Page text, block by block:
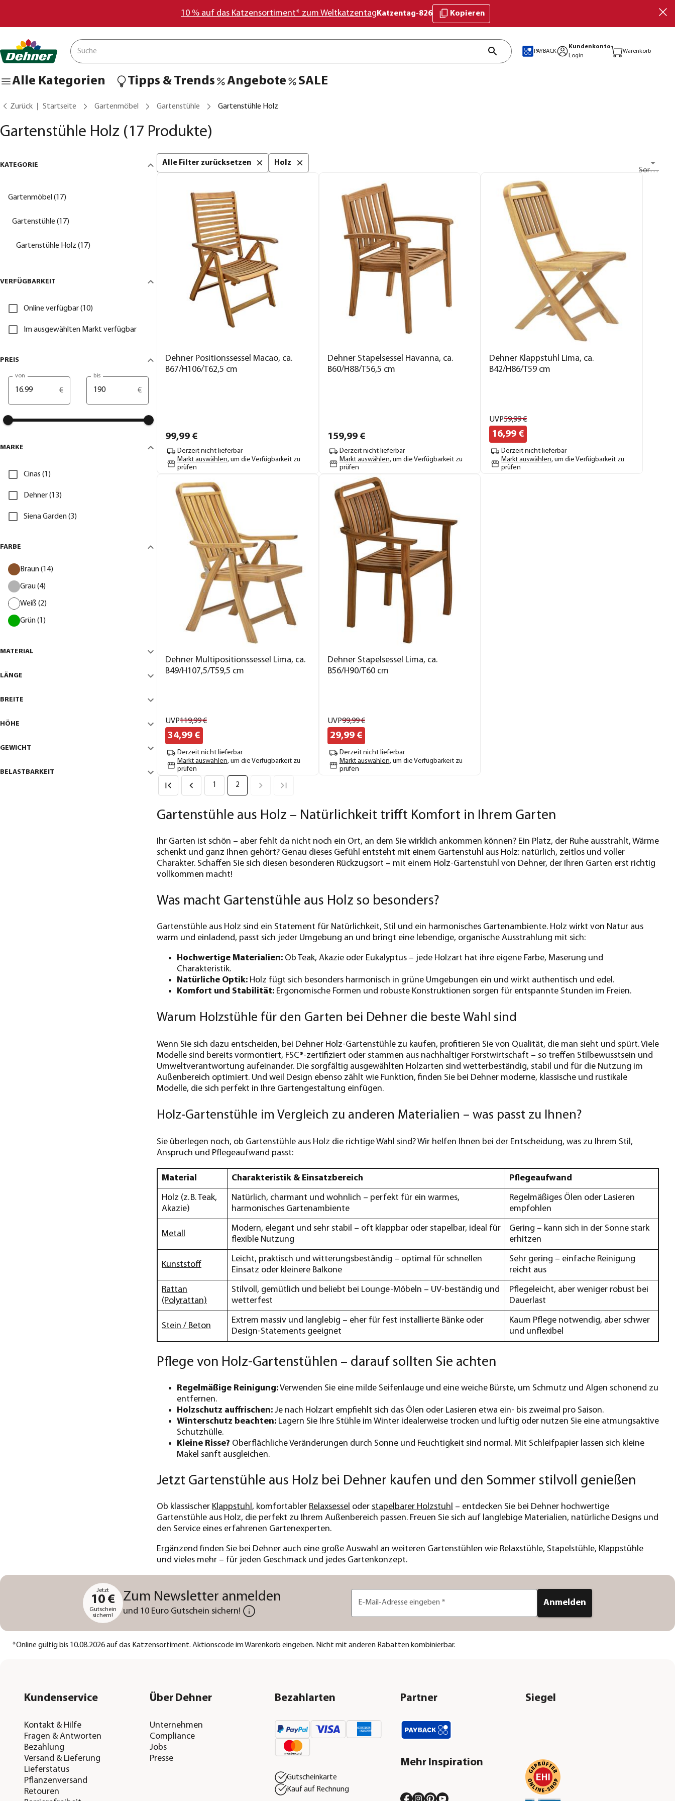
10 % auf das Katzensortiment* zum Weltkatzentag Katzentag-826 Kopieren
PAYBACK
Kundenkonto
Login
Warenkorb
Alle Kategorien Tipps & Trends Angebote SALE
Zurück Startseite Gartenmöbel Gartenstühle Gartenstühle Holz
Gartenstühle Holz (17 Produkte)
KATEGORIE
Gartenmöbel (17)
Gartenstühle (17)
Gartenstühle Holz (17)
VERFÜGBARKEIT
Online verfügbar (10)
Im ausgewählten Markt verfügbar
PREIS
von
€
bis
€
MARKE
Cinas (1)
Dehner (13)
Siena Garden (3)
FARBE
Braun (14)
Grau (4)
Weiß (2)
Grün (1)
MATERIAL
LÄNGE
BREITE
HÖHE
GEWICHT
BELASTBARKEIT
Alle Filter zurücksetzen
Holz
Sortieren nach
Dehner Positionssessel Macao, ca.
B67/H106/T62,5 cm
99,99 €
Derzeit nicht lieferbar
Markt auswählen, um die Verfügbarkeit zu
prüfen
Dehner Stapelsessel Havanna, ca.
B60/H88/T56,5 cm
159,99€
Derzeit nicht lieferbar
Markt auswählen, um die Verfügbarkeit zu
prüfen
Dehner Klappstuhl Lima, ca.
B42/H86/T59 cm
UVP59,99€
16,99 €
Derzeit nicht lieferbar
Markt auswählen, um die Verfügbarkeit zu
prüfen
Dehner Multipositionssessel Lima, ca.
B49/H107,5/T59,5 cm
UVP119,99€
34,99 €
Derzeit nicht lieferbar
Markt auswählen, um die Verfügbarkeit zu
prüfen
Dehner Stapelsessel Lima, ca.
B56/H90/T60 cm
UVP99,99€
29,99€
Derzeit nicht lieferbar
Markt auswählen, um die Verfügbarkeit zu
prüfen
1 2
Gartenstühle aus Holz – Natürlichkeit trifft Komfort in Ihrem Garten
Ihr Garten ist schön – aber fehlt da nicht noch ein Ort, an dem Sie wirklich ankommen können? Ein Platz, der Ruhe ausstrahlt, Wärme
schenkt und ganz Ihnen gehört? Genau dieses Gefühl entsteht mit einem Gartenstuhl aus Holz: natürlich, zeitlos und voller
Charakter. Schaffen Sie sich diesen besonderen Rückzugsort – mit einem Holz-Gartenstuhl von Dehner, der Ihren Garten erst richtig
vollkommen macht!
Was macht Gartenstühle aus Holz so besonders?
Gartenstühle aus Holz sind ein Statement für Natürlichkeit, Stil und ein harmonisches Gartenambiente. Holz wirkt von Natur aus
warm und einladend, passt sich jeder Umgebung an und bringt eine lebendige, organische Ausstrahlung mit sich:
Hochwertige Materialien: Ob Teak, Akazie oder Eukalyptus – jede Holzart hat ihre eigene Farbe, Maserung und
Charakteristik.
Natürliche Optik: Holz fügt sich besonders harmonisch in grüne Umgebungen ein und wirkt authentisch und edel.
Komfort und Stabilität: Ergonomische Formen und robuste Konstruktionen sorgen für entspannte Stunden im Freien.
Warum Holzstühle für den Garten bei Dehner die beste Wahl sind
Wenn Sie sich dazu entscheiden, bei Dehner Holz-Gartenstühle zu kaufen, profitieren Sie von Qualität, die man sieht und spürt. Viele
Modelle sind bereits vormontiert, FSC®-zertifiziert oder stammen aus nachhaltiger Forstwirtschaft – so treffen Stilbewusstsein und
Umweltverantwortung aufeinander. Die sorgfältig ausgewählten Holzarten sind wetterbeständig, stabil und für die Nutzung im
Außenbereich optimiert. Und weil Design ebenso zählt wie Funktion, finden Sie bei Dehner moderne, klassische und rustikale
Modelle, die sich perfekt in Ihre Gartengestaltung einfügen.
Holz-Gartenstühle im Vergleich zu anderen Materialien – was passt zu Ihnen?
Sie überlegen noch, ob Gartenstühle aus Holz die richtige Wahl sind? Wir helfen Ihnen bei der Entscheidung, was zu Ihrem Stil,
Anspruch und Pflegeaufwand passt:
Material Charakteristik & Einsatzbereich Pflegeaufwand
Holz (z. B. Teak,
Akazie)
Natürlich, charmant und wohnlich – perfekt für ein warmes,
harmonisches Gartenambiente
Regelmäßiges Ölen oder Lasieren
empfohlen
Metall
Modern, elegant und sehr stabil – oft klappbar oder stapelbar, ideal für
flexible Nutzung
Gering – kann sich in der Sonne stark
erhitzen
Kunststoff
Leicht, praktisch und witterungsbeständig – optimal für schnellen
Einsatz oder kleinere Balkone
Sehr gering – einfache Reinigung
reicht aus
Rattan
(Polyrattan)
Stilvoll, gemütlich und beliebt bei Lounge-Möbeln – UV-beständig und
wetterfest
Pflegeleicht, aber weniger robust bei
Dauerlast
Stein / Beton
Extrem massiv und langlebig – eher für fest installierte Bänke oder
Design-Statements geeignet
Kaum Pflege notwendig, aber schwer
und unflexibel
Pflege von Holz-Gartenstühlen – darauf sollten Sie achten
Regelmäßige Reinigung:Verwenden Sie eine milde Seifenlauge und eine weiche Bürste, um Schmutz und Algen schonend zu
entfernen.
Holzschutz auffrischen: Je nach Holzart empfiehlt sich das Ölen oder Lasieren etwa ein- bis zweimal pro Saison.
Winterschutz beachten: Lagern Sie Ihre Stühle im Winter idealerweise trocken und luftig oder nutzen Sie eine atmungsaktive
Schutzhülle.
Kleine Risse? Oberflächliche Veränderungen durch Sonne und Feuchtigkeit sind normal. Mit Schleifpapier lassen sich kleine
Makel sanft ausgleichen.
Jetzt Gartenstühle aus Holz bei Dehner kaufen und den Sommer stilvoll genießen
Ob klassischer Klappstuhl , komfortabler Relaxsessel oder stapelbarer Holzstuhl – entdecken Sie bei Dehner hochwertige
Gartenstühle aus Holz, die perfekt zu Ihrem Außenbereich passen. Freuen Sie sich auf langlebige Materialien, natürliche Designs und
den Service eines erfahrenen Gartenexperten.
Ergänzend finden Sie bei Dehner auch eine große Auswahl an weiteren Gartenstühlen wie Relaxstühle, Stapelstühle, Klappstühle
und vieles mehr – für jeden Geschmack und jedes Gartenkonzept.
Jetzt
10 €
Gutschein
sichern!
Zum Newsletter anmelden
und 10 Euro Gutschein sichern!
E-Mail-Adresse eingeben * Anmelden
*Online gültig bis 10.08.2026 auf das Katzensortiment. Aktionscode im Warenkorb eingeben. Nicht mit anderen Rabatten kombinierbar.
Kundenservice
Kontakt & Hilfe
Fragen & Antworten
Bezahlung
Versand & Lieferung
Lieferstatus
Pflanzenversand
Retouren
Über Dehner
Unternehmen
Compliance
Jobs
Presse
Bezahlarten
Gutscheinkarte
Kauf auf Rechnung
Partner
Mehr Inspiration
Siegel